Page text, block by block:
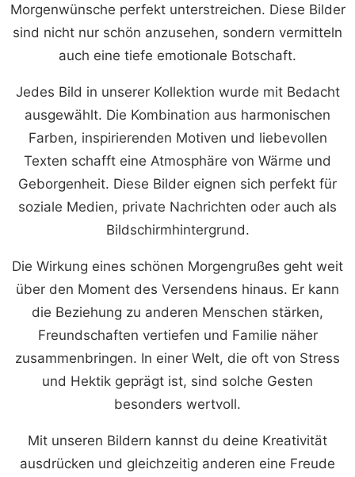
Morgenwünsche perfekt unterstreichen. Diese Bilder
sind nicht nur schön anzusehen, sondern vermitteln
auch eine tiefe emotionale Botschaft.
Jedes Bild in unserer Kollektion wurde mit Bedacht
ausgewählt. Die Kombination aus harmonischen
Farben, inspirierenden Motiven und liebevollen
Texten schafft eine Atmosphäre von Wärme und
Geborgenheit. Diese Bilder eignen sich perfekt für
soziale Medien, private Nachrichten oder auch als
Bildschirmhintergrund.
Die Wirkung eines schönen Morgengrußes geht weit
über den Moment des Versendens hinaus. Er kann
die Beziehung zu anderen Menschen stärken,
Freundschaften vertiefen und Familie näher
zusammenbringen. In einer Welt, die oft von Stress
und Hektik geprägt ist, sind solche Gesten
besonders wertvoll.
Mit unseren Bildern kannst du deine Kreativität
ausdrücken und gleichzeitig anderen eine Freude